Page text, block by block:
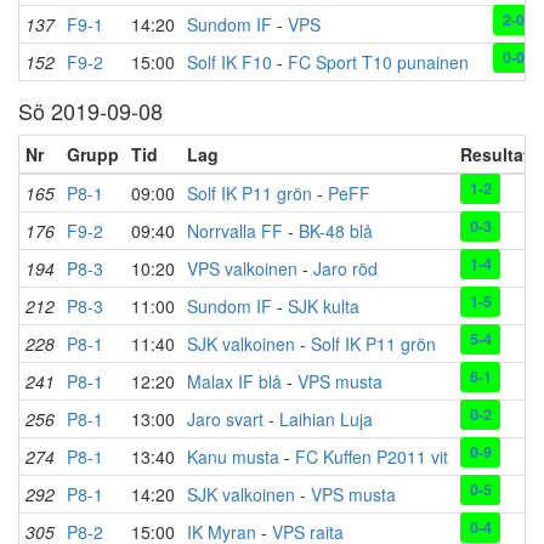
137 F9-1 14:20 Sundom IF - VPS 2-0
152 F9-2 15:00 Solf IK F10 - FC Sport T10 punainen 0-0
Sö 2019-09-08
Nr Grupp Tid Lag Resultat
165 P8-1 09:00 Solf IK P11 grön - PeFF 1-2
176 F9-2 09:40 Norrvalla FF - BK-48 blå 0-3
194 P8-3 10:20 VPS valkoinen - Jaro röd 1-4
212 P8-3 11:00 Sundom IF - SJK kulta 1-5
228 P8-1 11:40 SJK valkoinen - Solf IK P11 grön 5-4
241 P8-1 12:20 Malax IF blå - VPS musta 6-1
256 P8-1 13:00 Jaro svart - Laihian Luja 0-2
274 P8-1 13:40 Kanu musta - FC Kuffen P2011 vit 0-9
292 P8-1 14:20 SJK valkoinen - VPS musta 0-5
305 P8-2 15:00 IK Myran - VPS raita 0-4